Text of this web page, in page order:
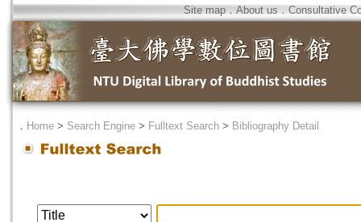
Site map．About us ． Consultative
． Home > Search Engine > Fulltext Search > Bibliography Detail